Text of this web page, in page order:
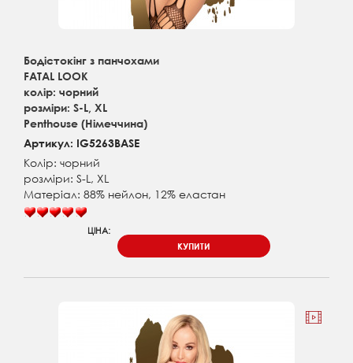
Бодістокінг з панчохами
FATAL LOOK
колір: чорний
розміри: S-L, XL
Penthouse (Німеччина)
Артикул: IG5263BASE
Колір: чорний
розміри: S-L, XL
Матеріал: 88% нейлон, 12% еластан
ЦІНА:
КУПИТИ